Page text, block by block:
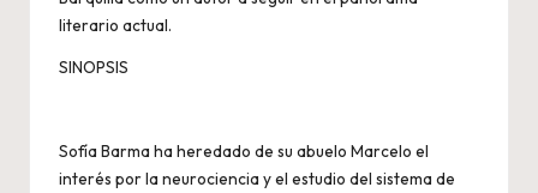
literario actual.
SINOPSIS
Sofía Barma ha heredado de su abuelo Marcelo el
interés por la neurociencia y el estudio del sistema de